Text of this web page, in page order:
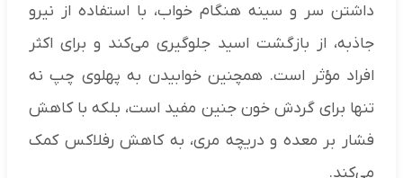
داشتن سر و سینه هنگام خواب، با استفاده از نیرو
جاذبه، از بازگشت اسید جلوگیری می‌کند و برای اکثر
افراد مؤثر است. همچنین خوابیدن به پهلوی چپ نه
تنها برای گردش خون جنین مفید است، بلکه با کاهش
فشار بر معده و دریچه مری، به کاهش رفلاکس کمک
می‌کند.